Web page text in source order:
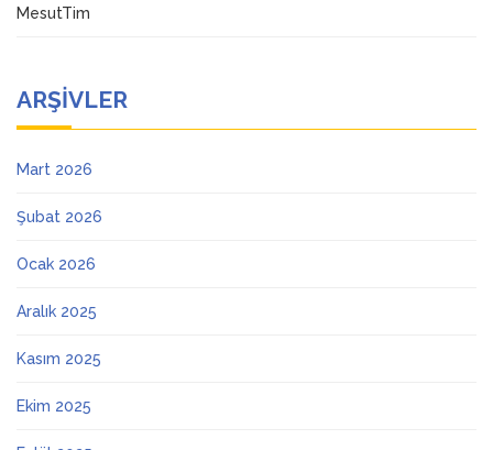
MesutTim
ARŞIVLER
Mart 2026
Şubat 2026
Ocak 2026
Aralık 2025
Kasım 2025
Ekim 2025